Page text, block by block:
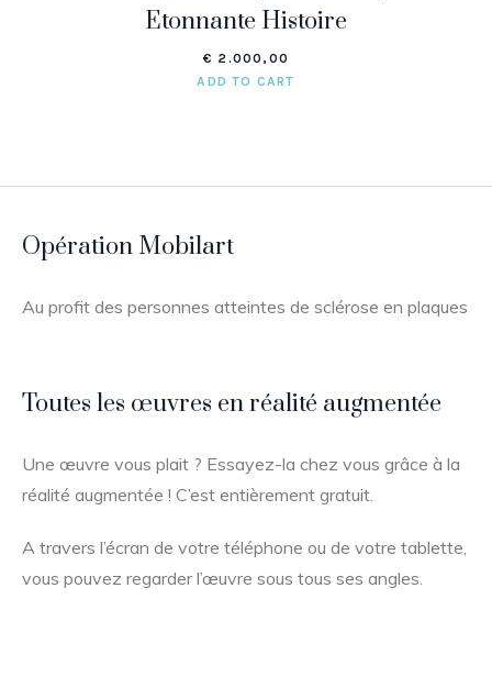
Etonnante Histoire
€ 2.000,00
ADD TO CART
Opération Mobilart
Au profit des personnes atteintes de sclérose en plaques
Toutes les œuvres en réalité augmentée
Une œuvre vous plait ? Essayez-la chez vous grâce à la
réalité augmentée ! C’est entièrement gratuit.
A travers l’écran de votre téléphone ou de votre tablette,
vous pouvez regarder l’œuvre sous tous ses angles.